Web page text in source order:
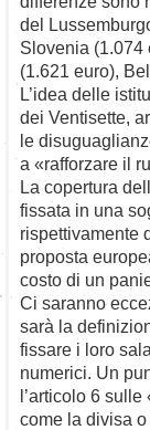
del
Slovenia (1.074
(1.621 euro),
L’idea delle
dei Ventisette,
le
a «rafforzare il
La copertura
fissata in una
rispettivamente
proposta
costo di un
Ci saranno
sarà la
fissare i loro
numerici. Un
l’articolo 6
come la divisa